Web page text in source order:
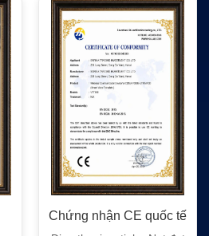
Chứng nhận CE quốc tế